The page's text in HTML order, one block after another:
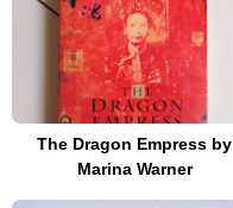
The Dragon Empress by
Marina Warner